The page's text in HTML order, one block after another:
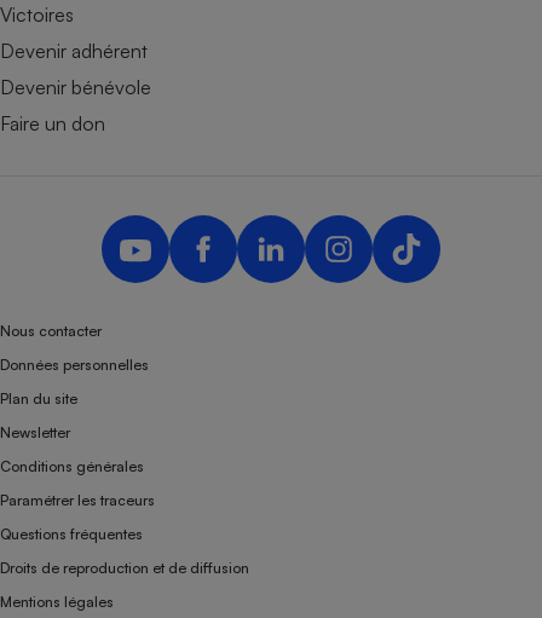
Victoires
Devenir adhérent
Devenir bénévole
Faire un don
Nous contacter
Données personnelles
Plan du site
Newsletter
Conditions générales
Paramétrer les traceurs
Questions fréquentes
Droits de reproduction et de diffusion
Mentions légales